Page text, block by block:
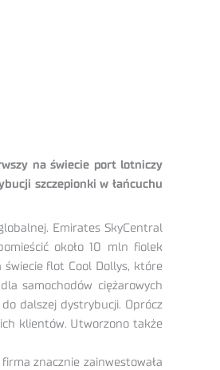
na świecie port lotniczy
szczepionki w łańcuchu
Emirates SkyCentral
około 10 mln fiolek
flot Cool Dollys, które
samochodów ciężarowych
dalszej dystrybucji. Oprócz
klientów. Utworzono także
znacznie zainwestowała